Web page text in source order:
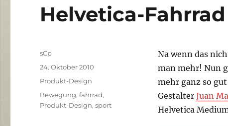
Helvetica-
Na wenn das
man mehr! Nun
mehr ganz so
Gestalter Juan
Helvetica
Autor
sCp
Veröffentlicht
24. Oktober 2010
Kategorien
Produkt-Design
Schlagwörter
Bewegung,fahrrad,
Produkt-Design,sport